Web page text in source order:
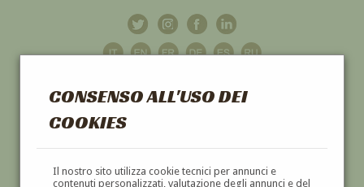
CONSENSO ALL'USO DEI
COOKIES
Il nostro sito utilizza cookie tecnici per annunci e
contenuti personalizzati, valutazione degli annunci e del
GALLERIAD'ARTE